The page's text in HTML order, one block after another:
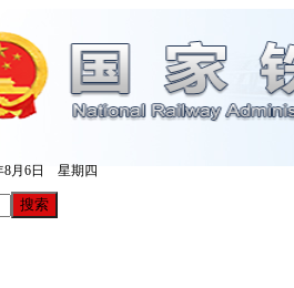
8月6日 星期四